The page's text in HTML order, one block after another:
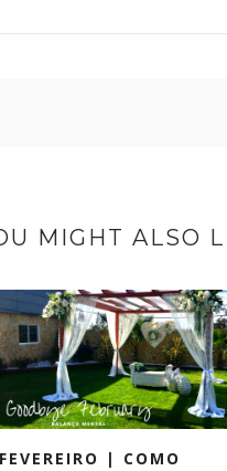
MIGHT ALSO
FEVEREIRO | COMO